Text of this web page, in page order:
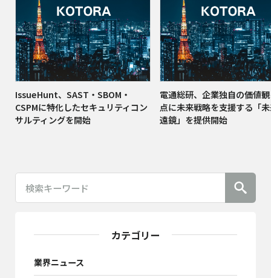
カテゴリー
業界ニュース
IssueHunt、SAST・SBOM・
CSPMに特化したセキュリティコン
サルティングを開始
電通総研、企業独自の価値
点に未来戦略を支援する「
遠鏡」を提供開始